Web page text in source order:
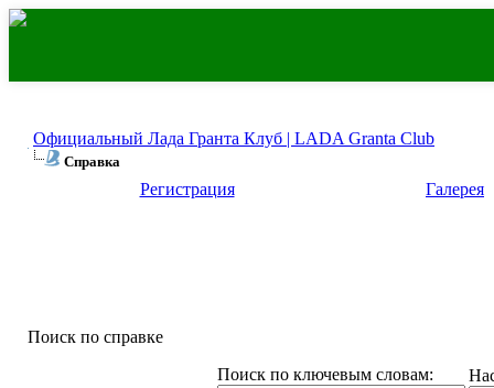
Официальный Лада Гранта Клуб | LADA Granta Club
Справка
Регистрация Галерея
Поиск по справке
Поиск по ключевым словам: